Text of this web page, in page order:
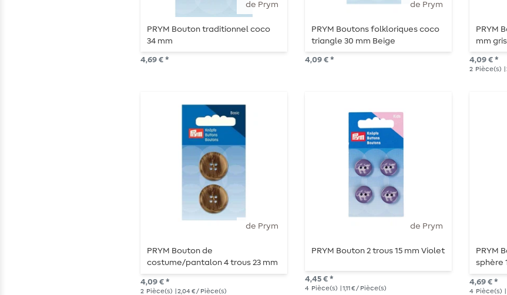
de Prym
PRYM Bouton traditionnel coco
34 mm
4,69 € *
de Prym
PRYM Boutons folkloriques coco
triangle 30 mm Beige
4,09 € *
PRYM
mm
4,09 € *
2 Pièce(s)
de Prym
PRYM Bouton de
costume/pantalon 4 trous 23 mm
Beige/Brun
4,09 € *
2 Pièce(s) | 2,04 € / Pièce(s)
de Prym
PRYM Bouton 2 trous 15 mm Violet
4,45 € *
4 Pièce(s) | 1,11 € / Pièce(s)
PRYM
sphère
4,69 € *
4 Pièce(s)